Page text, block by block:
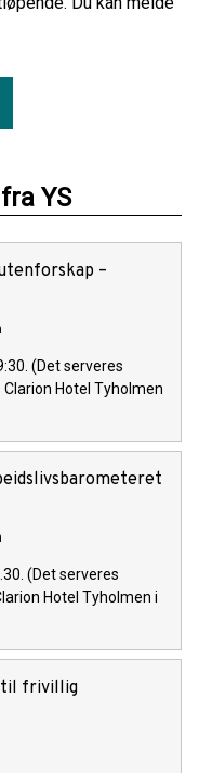
YS
–
(Det serveres
Hotel Tyholmen
(Det serveres
Hotel Tyholmen i
til frivillig